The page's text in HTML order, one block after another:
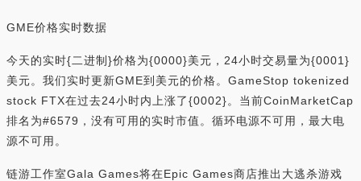
GME价格实时数据
今天的实时{二进制}价格为{0000}美元，24小时交易量为{0001}
美元。我们实时更新GME到美元的价格。GameStop tokenized
stock FTX在过去24小时内上涨了{0002}。当前CoinMarketCap
排名为#6579，没有可用的实时市值。循环电源不可用，最大电
源不可用。
链游工作室Gala Games将在Epic Games商店推出大逃杀游戏